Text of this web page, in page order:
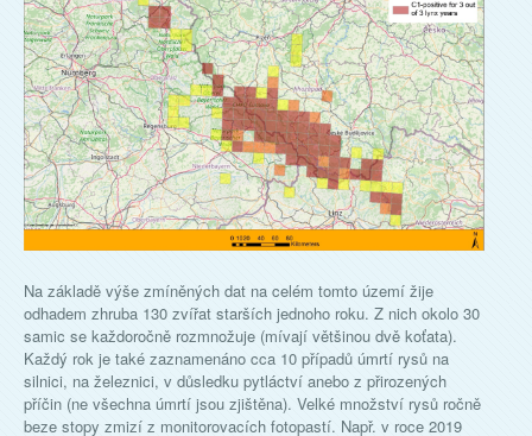
Na základě výše zmíněných dat na celém tomto území žije
odhadem zhruba 130 zvířat starších jednoho roku. Z nich okolo 30
samic se každoročně rozmnožuje (mívají většinou dvě koťata).
Každý rok je také zaznamenáno cca 10 případů úmrtí rysů na
silnici, na železnici, v důsledku pytláctví anebo z přirozených
příčin (ne všechna úmrtí jsou zjištěna). Velké množství rysů ročně
beze stopy zmizí z monitorovacích fotopastí. Např. v roce 2019